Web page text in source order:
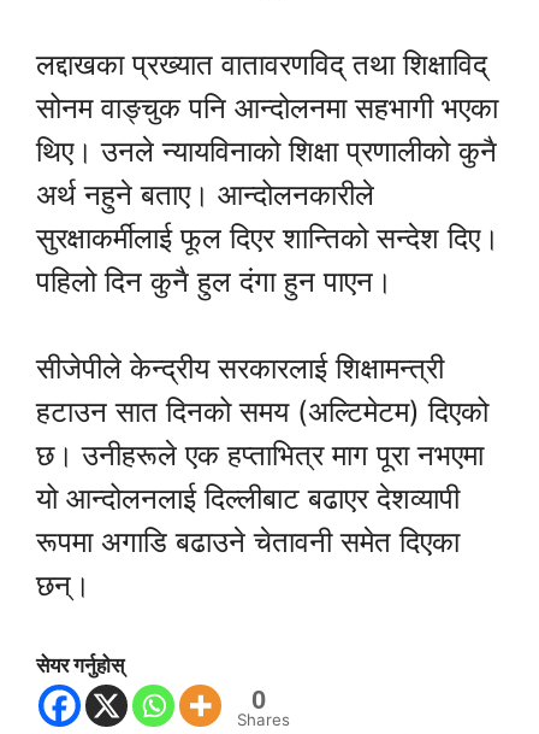
लद्दाखका प्रख्यात वातावरणविद् तथा शिक्षाविद्
सोनम वाङ्चुक पनि आन्दोलनमा सहभागी भएका
थिए। उनले न्यायविनाको शिक्षा प्रणालीको कुनै
अर्थ नहुने बताए। आन्दोलनकारीले
सुरक्षाकर्मीलाई फूल दिएर शान्तिको सन्देश दिए।
पहिलो दिन कुनै हुल दंगा हुन पाएन।
सीजेपीले केन्द्रीय सरकारलाई शिक्षामन्त्री
हटाउन सात दिनको समय (अल्टिमेटम) दिएको
छ। उनीहरूले एक हप्ताभित्र माग पूरा नभएमा
यो आन्दोलनलाई दिल्लीबाट बढाएर देशव्यापी
रूपमा अगाडि बढाउने चेतावनी समेत दिएका
छन्।
सेयर गर्नुहोस्
0
Shares